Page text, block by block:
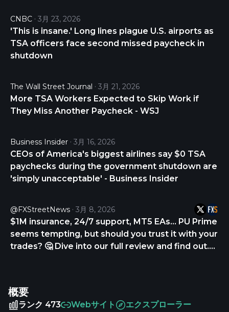
CNBC 3月 23, 2026
'This is insane.' Long lines plague U.S. airports as
TSA officers face second missed paycheck in
shutdown
The Wall Street Journal 3月 21, 2026
More TSA Workers Expected to Skip Work if
They Miss Another Paycheck - WSJ
Business Insider 3月 16, 2026
CEOs of America's biggest airlines say $0 TSA
paychecks during the government shutdown are
'simply unacceptable' - Business Insider
@FXStreetNews 3月 8, 2026
$1M insurance, 24/7 support, MT5 EAs… PU Prime
seems tempting, but should you trust it with your
trades? 🤔 Dive into our full review and find out.
概要
ランク 473 Webサイト エクスプローラー